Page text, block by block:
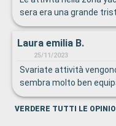
sera era una grande
Laura emilia B.
25/11/2023
Svariate attività
sembra molto ben
VERDERE TUTTI LE